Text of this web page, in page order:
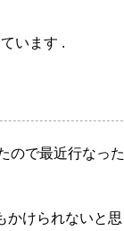
います .
で最近行なっ
けられないと